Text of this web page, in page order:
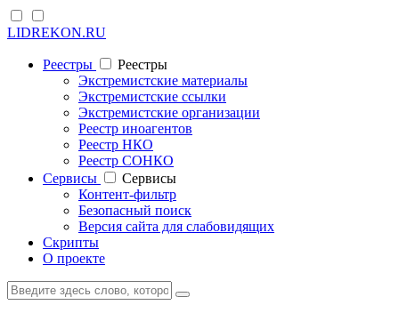
LIDREKON.RU
Реестры
Реестры
Экстремистские материалы
Экстремистские ссылки
Экстремистские организации
Реестр иноагентов
Реестр НКО
Реестр СОНКО
Cервисы
Cервисы
Контент-фильтр
Безопасный поиск
Версия сайта для слабовидящих
Скрипты
О проекте